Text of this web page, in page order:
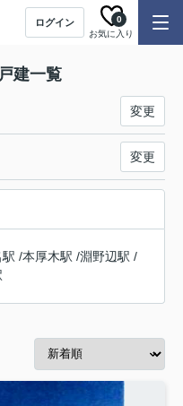
ログイン
お気に入り
0
建一覧
変更
変更
/本厚木駅 /淵野辺駅 /